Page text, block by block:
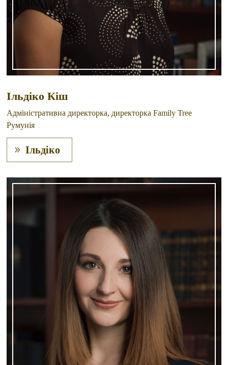
Ільдіко Кіш
Адміністративна директорка, директорка Family Tree
Румунія
Ільдіко